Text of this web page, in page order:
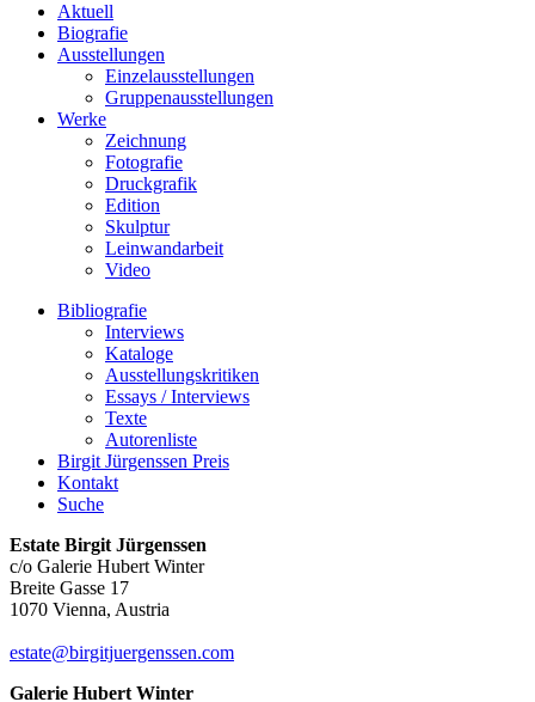
Aktuell
Biografie
Ausstellungen
Einzelausstellungen
Gruppenausstellungen
Werke
Zeichnung
Fotografie
Druckgrafik
Edition
Skulptur
Leinwandarbeit
Video
Bibliografie
Interviews
Kataloge
Ausstellungskritiken
Essays / Interviews
Texte
Autorenliste
Birgit Jürgenssen Preis
Kontakt
Suche
Estate Birgit Jürgenssen
c/o Galerie Hubert Winter
Breite Gasse 17
1070 Vienna, Austria
estate@birgitjuergenssen.com
Galerie Hubert Winter